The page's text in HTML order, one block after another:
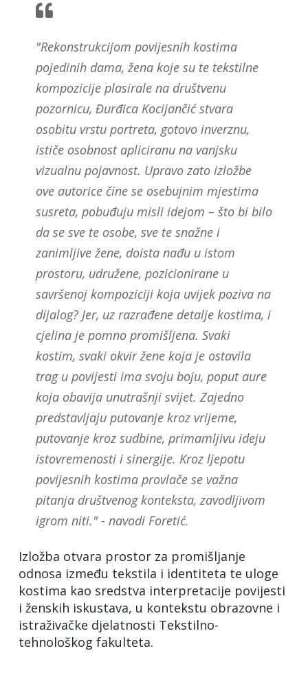
"Rekonstrukcijom povijesnih kostima
pojedinih dama, žena koje su te tekstilne
kompozicije plasirale na društvenu
pozornicu, Đurđica Kocijančić stvara
osobitu vrstu portreta, gotovo inverznu,
ističe osobnost apliciranu na vanjsku
vizualnu pojavnost. Upravo zato izložbe
ove autorice čine se osebujnim mjestima
susreta, pobuđuju misli idejom – što bi bilo
da se sve te osobe, sve te snažne i
zanimljive žene, doista nađu u istom
prostoru, udružene, pozicionirane u
savršenoj kompoziciji koja uvijek poziva na
dijalog? Jer, uz razrađene detalje kostima, i
cjelina je pomno promišljena. Svaki
kostim, svaki okvir žene koja je ostavila
trag u povijesti ima svoju boju, poput aure
koja obavija unutrašnji svijet. Zajedno
predstavljaju putovanje kroz vrijeme,
putovanje kroz sudbine, primamljivu ideju
istovremenosti i sinergije. Kroz ljepotu
povijesnih kostima provlače se važna
pitanja društvenog konteksta, zavodljivom
igrom niti." - navodi Foretić.
Izložba otvara prostor za promišljanje
odnosa između tekstila i identiteta te uloge
kostima kao sredstva interpretacije povijesti
i ženskih iskustava, u kontekstu obrazovne i
istraživačke djelatnosti Tekstilno-
tehnološkog fakulteta.